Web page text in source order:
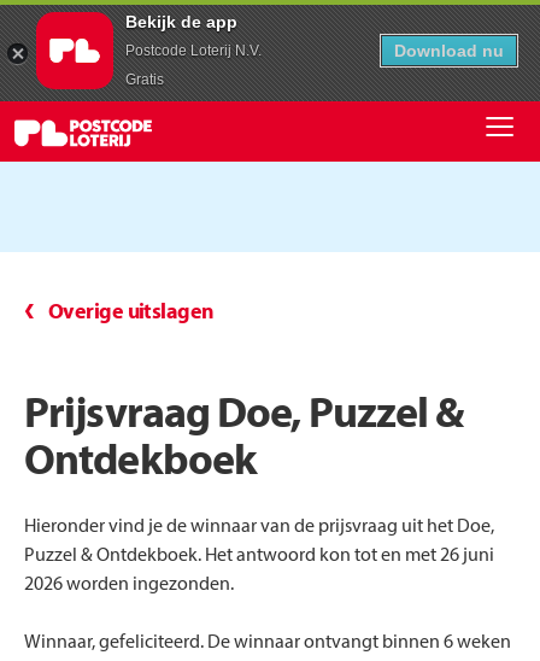
Bekijk de app
Postcode Loterij N.V.
Gratis
Download nu
Overige uitslagen
Prijsvraag Doe, Puzzel &
Ontdekboek
Hieronder vind je de winnaar van de prijsvraag uit het Doe,
Puzzel & Ontdekboek. Het antwoord kon tot en met 26 juni
2026 worden ingezonden.
Winnaar, gefeliciteerd. De winnaar ontvangt binnen 6 weken